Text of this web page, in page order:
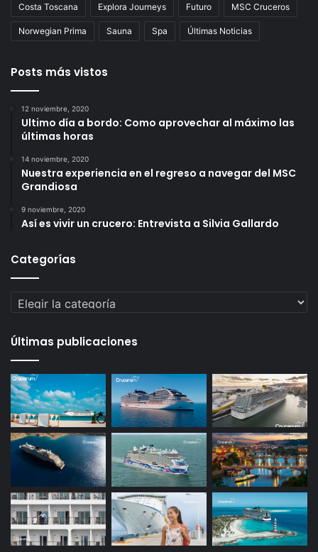
Costa Toscana Explora Journeys Futuro MSC Cruceros
Norwegian Prima Sauna Spa Últimas Noticias
Posts más vistos
12 noviembre, 2020
Ultimo día a bordo: Como aprovechar al máximo las
últimas horas
14 noviembre, 2020
Nuestra experiencia en el regreso a navegar del MSC
Grandiosa
9 noviembre, 2020
Así es vivir un crucero: Entrevista a Silvia Gallardo
Categorías
Categorías
Últimas publicaciones